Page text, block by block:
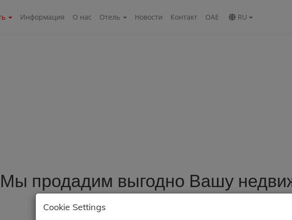
Информация О нас Oтель Новости Контакт ОАЕ RU
Мы продадим выгодно Вашу
Получите лучшую цену при продаже Вашей квартиры или дома
Cookie Settings